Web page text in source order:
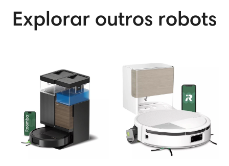
Explorar outros robots